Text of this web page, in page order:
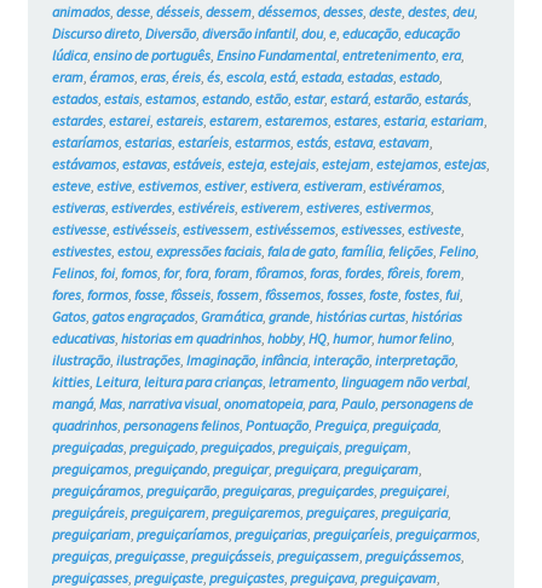
animados, desse, désseis, dessem, déssemos, desses, deste, destes, deu,
Discurso direto, Diversão, diversão infantil, dou, e, educação, educação
lúdica, ensino de português, Ensino Fundamental, entretenimento, era,
eram, éramos, eras, éreis, és, escola, está, estada, estadas, estado,
estados, estais, estamos, estando, estão, estar, estará, estarão, estarás,
estardes, estarei, estareis, estarem, estaremos, estares, estaria, estariam,
estaríamos, estarias, estaríeis, estarmos, estás, estava, estavam,
estávamos, estavas, estáveis, esteja, estejais, estejam, estejamos, estejas,
esteve, estive, estivemos, estiver, estivera, estiveram, estivéramos,
estiveras, estiverdes, estivéreis, estiverem, estiveres, estivermos,
estivesse, estivésseis, estivessem, estivéssemos, estivesses, estiveste,
estivestes, estou, expressões faciais, fala de gato, família, felições, Felino,
Felinos, foi, fomos, for, fora, foram, fôramos, foras, fordes, fôreis, forem,
fores, formos, fosse, fôsseis, fossem, fôssemos, fosses, foste, fostes, fui,
Gatos, gatos engraçados, Gramática, grande, histórias curtas, histórias
educativas, historias em quadrinhos, hobby, HQ, humor, humor felino,
ilustração, ilustrações, Imaginação, infância, interação, interpretação,
kitties, Leitura, leitura para crianças, letramento, linguagem não verbal,
mangá, Mas, narrativa visual, onomatopeia, para, Paulo, personagens de
quadrinhos, personagens felinos, Pontuação, Preguiça, preguiçada,
preguiçadas, preguiçado, preguiçados, preguiçais, preguiçam,
preguiçamos, preguiçando, preguiçar, preguiçara, preguiçaram,
preguiçáramos, preguiçarão, preguiçaras, preguiçardes, preguiçarei,
preguiçáreis, preguiçarem, preguiçaremos, preguiçares, preguiçaria,
preguiçariam, preguiçaríamos, preguiçarias, preguiçaríeis, preguiçarmos,
preguiças, preguiçasse, preguiçásseis, preguiçassem, preguiçássemos,
preguiçasses, preguiçaste, preguiçastes, preguiçava, preguiçavam,